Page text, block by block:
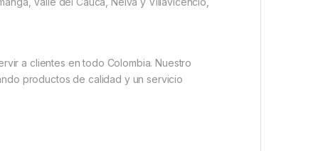
a clientes en todo Colombia. Nuestro
productos de calidad y un servicio